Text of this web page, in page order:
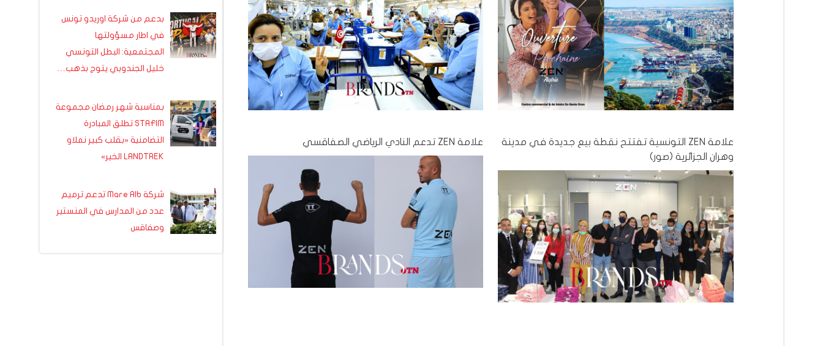
علامة ZEN التونسية تفتتح نقطة بيع جديدة في مدينة
وهران الجزائرية (صور)
علامة ZEN تدعم النادي الرياضي الصفاقسي
بدعم من شركة اوريدو تونس
في اطار مسؤولتها
المجتمعية: البطل التونسي
خليل الجندوبي يتوج بذهب…
بمناسبة شهر رمضان مجموعة
STAFIM تطلق المبادرة
التضامنية «بقلب كبير نملاو
LANDTREK الخير»
شركة Mare Alb تدعم ترميم
عدد من المدارس في المنستير
وصفاقس